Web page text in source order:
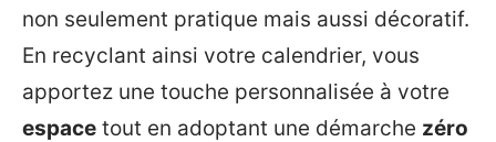
non seulement pratique mais aussi décoratif.
En recyclant ainsi votre calendrier, vous
apportez une touche personnalisée à votre
espace tout en adoptant une démarche zéro